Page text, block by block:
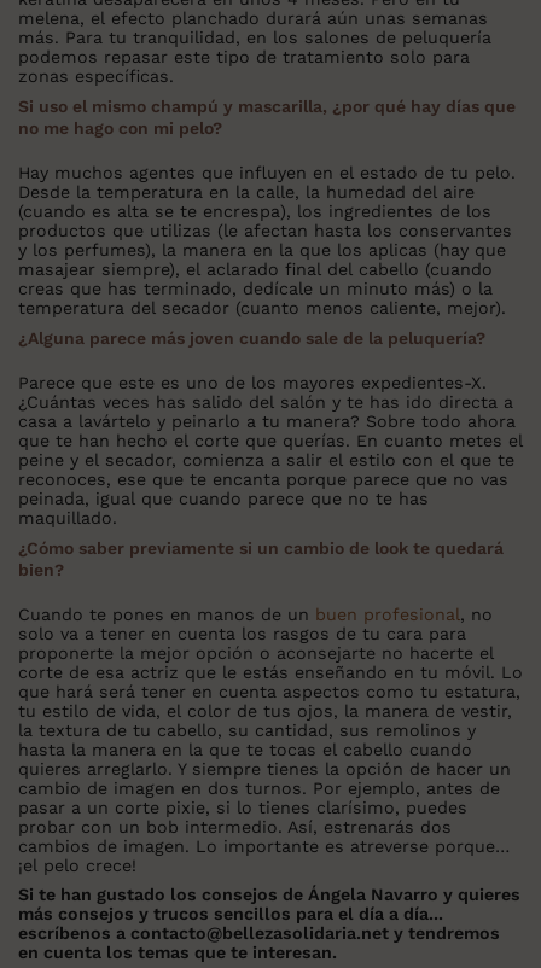
melena, el efecto planchado durará aún unas semanas
más. Para tu tranquilidad, en los salones de peluquería
podemos repasar este tipo de tratamiento solo para
zonas específicas.
Si uso el mismo champú y mascarilla, ¿por qué hay días que
no me hago con mi pelo?
Hay muchos agentes que influyen en el estado de tu pelo.
Desde la temperatura en la calle, la humedad del aire
(cuando es alta se te encrespa), los ingredientes de los
productos que utilizas (le afectan hasta los conservantes
y los perfumes), la manera en la que los aplicas (hay que
masajear siempre), el aclarado final del cabello (cuando
creas que has terminado, dedícale un minuto más) o la
temperatura del secador (cuanto menos caliente, mejor).
¿Alguna parece más joven cuando sale de la peluquería?
Parece que este es uno de los mayores expedientes-X.
¿Cuántas veces has salido del salón y te has ido directa a
casa a lavártelo y peinarlo a tu manera? Sobre todo ahora
que te han hecho el corte que querías. En cuanto metes el
peine y el secador, comienza a salir el estilo con el que te
reconoces, ese que te encanta porque parece que no vas
peinada, igual que cuando parece que no te has
maquillado.
¿Cómo saber previamente si un cambio de look te quedará
bien?
Cuando te pones en manos de un buen profesional, no
solo va a tener en cuenta los rasgos de tu cara para
proponerte la mejor opción o aconsejarte no hacerte el
corte de esa actriz que le estás enseñando en tu móvil. Lo
que hará será tener en cuenta aspectos como tu estatura,
tu estilo de vida, el color de tus ojos, la manera de vestir,
la textura de tu cabello, su cantidad, sus remolinos y
hasta la manera en la que te tocas el cabello cuando
quieres arreglarlo. Y siempre tienes la opción de hacer un
cambio de imagen en dos turnos. Por ejemplo, antes de
pasar a un corte pixie, si lo tienes clarísimo, puedes
probar con un bob intermedio. Así, estrenarás dos
cambios de imagen. Lo importante es atreverse porque…
¡el pelo crece!
Si te han gustado los consejos de Ángela Navarro y quieres
más consejos y trucos sencillos para el día a día...
escríbenos a contacto@bellezasolidaria.net y tendremos
en cuenta los temas que te interesan.